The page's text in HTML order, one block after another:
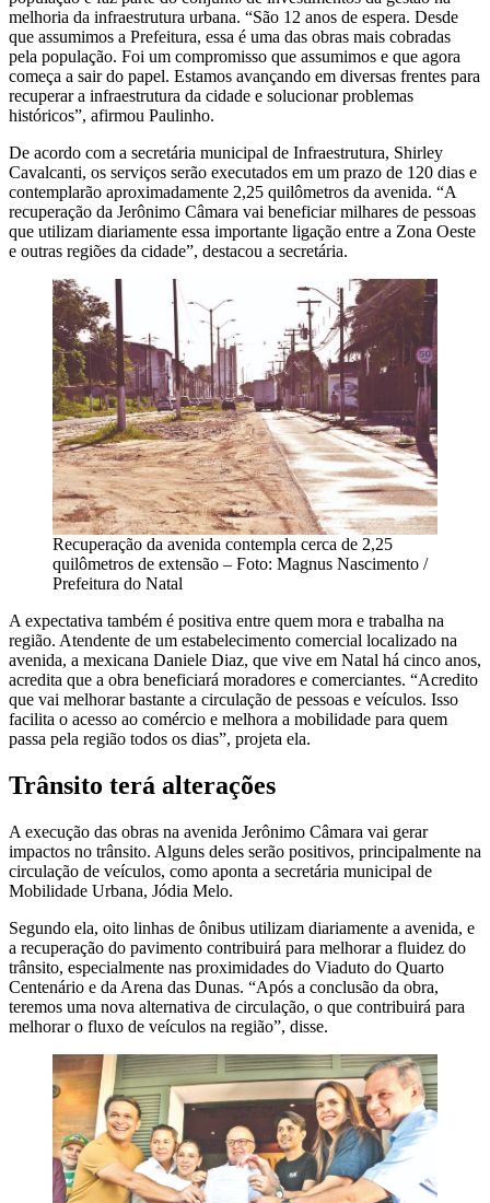
melhoria da infraestrutura urbana. “São 12 anos de espera. Desde
que assumimos a Prefeitura, essa é uma das obras mais cobradas
pela população. Foi um compromisso que assumimos e que agora
começa a sair do papel. Estamos avançando em diversas frentes para
recuperar a infraestrutura da cidade e solucionar problemas
históricos”, afirmou Paulinho.
De acordo com a secretária municipal de Infraestrutura, Shirley
Cavalcanti, os serviços serão executados em um prazo de 120 dias e
contemplarão aproximadamente 2,25 quilômetros da avenida. “A
recuperação da Jerônimo Câmara vai beneficiar milhares de pessoas
que utilizam diariamente essa importante ligação entre a Zona Oeste
e outras regiões da cidade”, destacou a secretária.
Recuperação da avenida contempla cerca de 2,25
quilômetros de extensão – Foto: Magnus Nascimento /
Prefeitura do Natal
A expectativa também é positiva entre quem mora e trabalha na
região. Atendente de um estabelecimento comercial localizado na
avenida, a mexicana Daniele Diaz, que vive em Natal há cinco anos,
acredita que a obra beneficiará moradores e comerciantes. “Acredito
que vai melhorar bastante a circulação de pessoas e veículos. Isso
facilita o acesso ao comércio e melhora a mobilidade para quem
passa pela região todos os dias”, projeta ela.
Trânsito terá alterações
A execução das obras na avenida Jerônimo Câmara vai gerar
impactos no trânsito. Alguns deles serão positivos, principalmente na
circulação de veículos, como aponta a secretária municipal de
Mobilidade Urbana, Jódia Melo.
Segundo ela, oito linhas de ônibus utilizam diariamente a avenida, e
a recuperação do pavimento contribuirá para melhorar a fluidez do
trânsito, especialmente nas proximidades do Viaduto do Quarto
Centenário e da Arena das Dunas. “Após a conclusão da obra,
teremos uma nova alternativa de circulação, o que contribuirá para
melhorar o fluxo de veículos na região”, disse.